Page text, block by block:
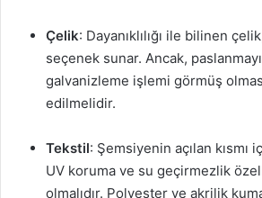
Çelik: Dayanıklılığı ile bilinen
seçenek sunar. Ancak,
galvanizleme işlemi görmüş
edilmelidir.
Tekstil: Şemsiyenin açılan kısmı
UV koruma ve su geçirmezlik
olmalıdır. Polyester ve akrilik